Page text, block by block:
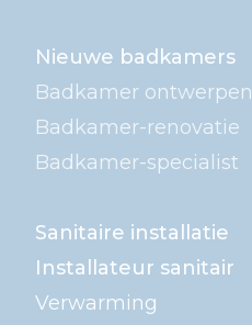
Nieuwe badkamers
Badkamer ontwerpen
Badkamer-renovatie
Badkamer-specialist
Sanitaire installatie
Installateur sanitair
Verwarming